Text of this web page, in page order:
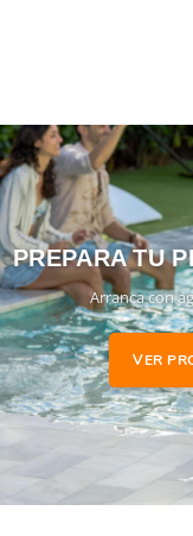
PREPARA TU
Arranca con
VER